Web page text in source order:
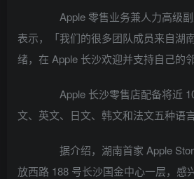
Apple 零售业务兼人力高级副
表示，「我们的很多团队成员来自湖
绪，在 Apple 长沙欢迎并支持自己的
Apple 长沙零售店配备将近
文、英文、日文、韩文和法文五种语言
据介绍，湖南首家 Apple
放西路 188 号长沙国金中心一层，感